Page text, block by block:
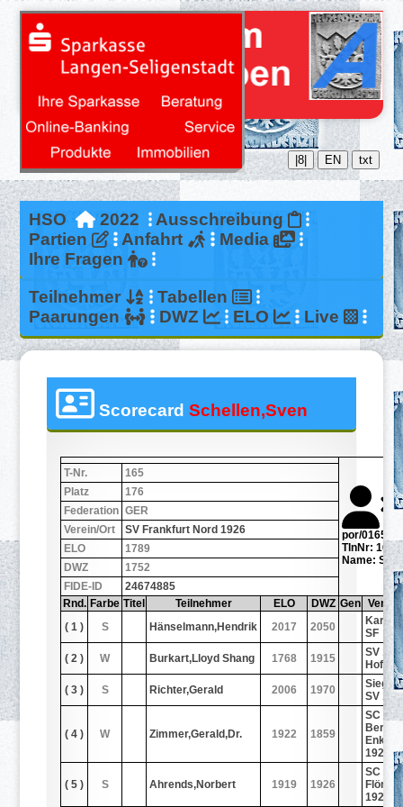
|8| EN txt
HSO 2022
Ausschreibung
Partien
Anfahrt
Media
Ihre Fragen
Teilnehmer
Tabellen
Paarungen
DWZ ELO Live
Scorecard Schellen,Sven
por/
TlnNr: 165
Name:
T-Nr.
165
Platz
176
Federation GER
Verein/Ort
SV Frankfurt Nord 1926
ELO
1789
DWZ
1752
FIDE-ID
24674885
Rnd. Farbe Titel Teilnehmer ELO DWZ Gen
( 1 )
S Hänselmann,Hendrik 2017 2050
SF
( 2 )
W Burkart,Lloyd Shang 1768 1915
SV
( 3 )
S Richter,Gerald 2006 1970
SV
( 4 ) W Zimmer,Gerald,Dr. 1922 1859
SC
1922
( 5 ) S Ahrends,Norbert 1919 1926
SC
1921